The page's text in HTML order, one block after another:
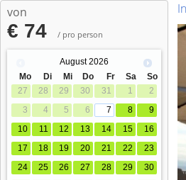
von
€ 74 / pro person
August 2026
Mo
Di Mi Do Fr Sa
So
27
28 29 30 31 1
2
3
4 5 6 7 8
9
10
11 12 13 14 15
16
17
18 19 20 21 22
23
24
25 26 27 28 29
30